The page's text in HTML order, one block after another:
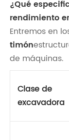
¿Qué
rendimiento
Entremos en
timón
de máquinas.
Clase de
excavadora